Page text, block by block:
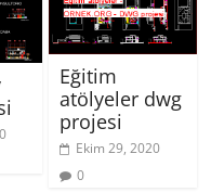
Eğitim
atölyeler dwg
projesi
Ekim 29, 2020
0